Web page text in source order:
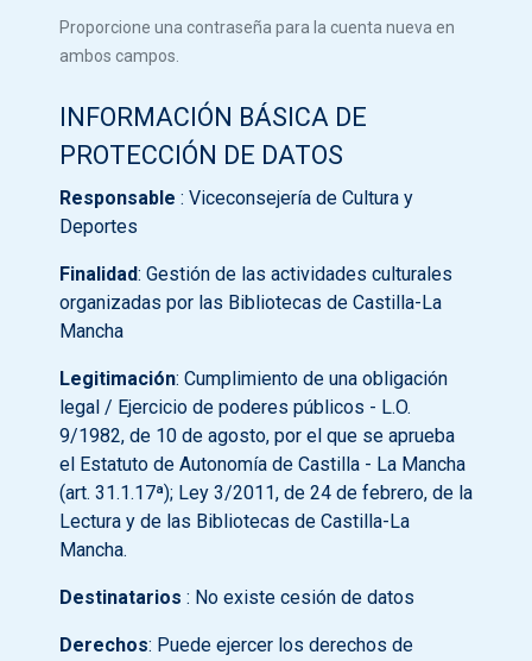
Proporcione una contraseña para la cuenta nueva en
ambos campos.
INFORMACIÓN BÁSICA DE
PROTECCIÓN DE DATOS
Responsable : Viceconsejería de Cultura y
Deportes
Finalidad: Gestión de las actividades culturales
organizadas por las Bibliotecas de Castilla-La
Mancha
Legitimación: Cumplimiento de una obligación
legal / Ejercicio de poderes públicos - L.O.
9/1982, de 10 de agosto, por el que se aprueba
el Estatuto de Autonomía de Castilla - La Mancha
(art. 31.1.17ª); Ley 3/2011, de 24 de febrero, de la
Lectura y de las Bibliotecas de Castilla-La
Mancha.
Destinatarios : No existe cesión de datos
Derechos: Puede ejercer los derechos de